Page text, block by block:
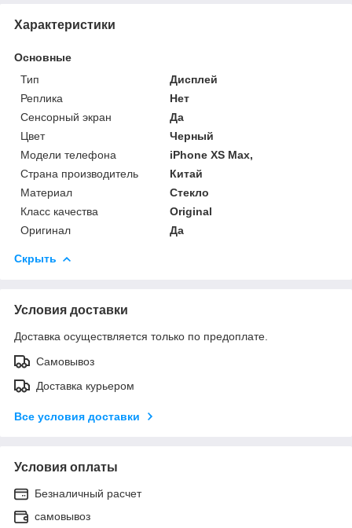
Характеристики
Основные
Тип
Дисплей
Реплика
Нет
Сенсорный экран
Да
Цвет
Черный
Модели телефона
iPhone XS Max,
Страна производитель
Китай
Материал
Стекло
Класс качества
Original
Оригинал
Да
Скрыть
Условия доставки
Доставка осуществляется только по предоплате.
Самовывоз
Доставка курьером
Все условия доставки
Условия оплаты
Безналичный расчет
самовывоз